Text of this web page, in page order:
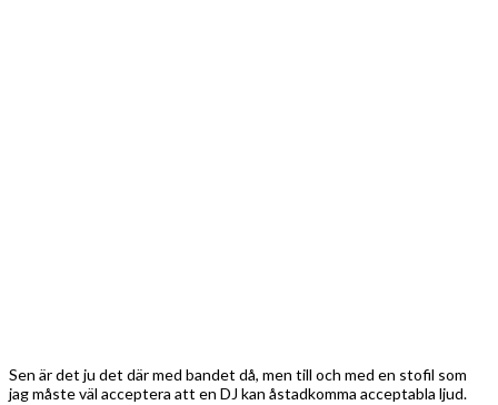
Sen är det ju det där med bandet då, men till och med en stofil som
jag måste väl acceptera att en DJ kan åstadkomma acceptabla ljud.